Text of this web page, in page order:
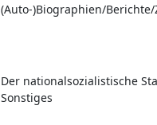
(Auto-)Biographien/
Der nationalsozialistische
Sonstiges